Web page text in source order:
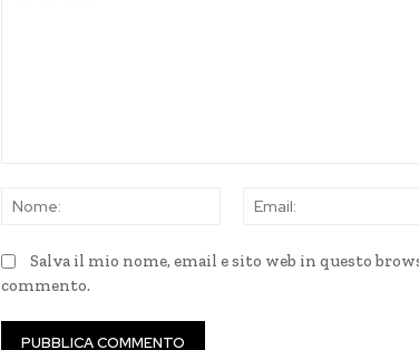
Nome:
Salva il mio nome, email e sito web in questo
commento.